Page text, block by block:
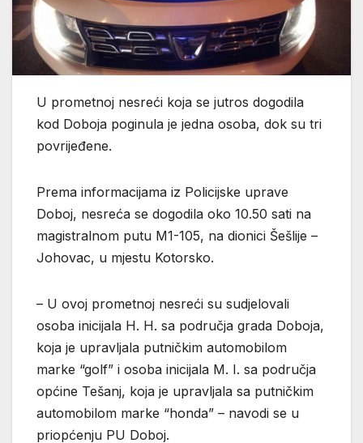
U prometnoj nesreći koja se jutros dogodila
kod Doboja poginula je jedna osoba, dok su tri
povrijeđene.
Prema informacijama iz Policijske uprave
Doboj, nesreća se dogodila oko 10.50 sati na
magistralnom putu M1-105, na dionici Šešlije –
Johovac, u mjestu Kotorsko.
– U ovoj prometnoj nesreći su sudjelovali
osoba inicijala H. H. sa područja grada Doboja,
koja je upravljala putničkim automobilom
marke “golf” i osoba inicijala M. I. sa područja
općine Tešanj, koja je upravljala sa putničkim
automobilom marke “honda” – navodi se u
priopćenju PU Doboj.